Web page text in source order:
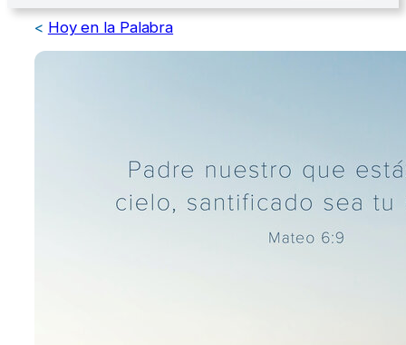
< Hoy en la Palabra